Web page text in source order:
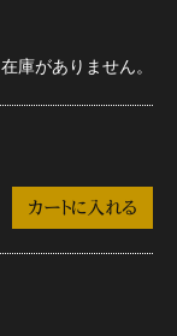
在庫がありません。